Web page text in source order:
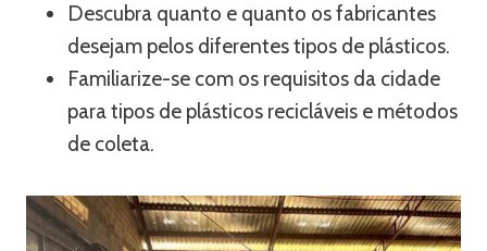
Descubra quanto e quanto os fabricantes
desejam pelos diferentes tipos de plásticos.
Familiarize-se com os requisitos da cidade
para tipos de plásticos recicláveis ​​e métodos
de coleta.